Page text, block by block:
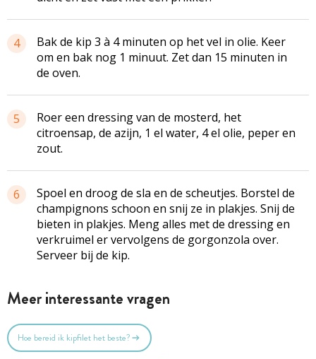
4
Bak de kip 3 à 4 minuten op het vel in olie. Keer
om en bak nog 1 minuut. Zet dan 15 minuten in
de oven.
5
Roer een dressing van de mosterd, het
citroensap, de azijn, 1 el water, 4 el olie, peper en
zout.
6
Spoel en droog de sla en de scheutjes. Borstel de
champignons schoon en snij ze in plakjes. Snij de
bieten in plakjes. Meng alles met de dressing en
verkruimel er vervolgens de gorgonzola over.
Serveer bij de kip.
Meer interessante vragen
Hoe bereid ik kipfilet het beste?